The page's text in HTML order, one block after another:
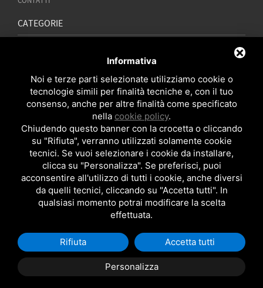
CATEGORIE
RIFACIMENTO BAGNO
CONDIZIONATORI
SCALDABAGNI A GAS
TRATTAMENTO ACQUE
CONTATTI
049 8257720
393 8224619
info@padovacaldaie.it
Copyright MEC SRL - P.Iva: 04814770287
Posizionamento Siti Web by
Topsuimotori
PRIVACY POLICY-COOKIE POLICY
Informativa
Noi e terze parti selezionate utilizziamo cookie o
tecnologie simili per finalità tecniche e, con il tuo
consenso, anche per altre finalità come specificato
nella cookie policy.
Chiudendo questo banner con la crocetta o cliccando
su "Rifiuta", verranno utilizzati solamente cookie
tecnici. Se vuoi selezionare i cookie da installare,
clicca su "Personalizza". Se preferisci, puoi
acconsentire all'utilizzo di tutti i cookie, anche diversi
da quelli tecnici, cliccando su "Accetta tutti". In
qualsiasi momento potrai modificare la scelta
effettuata.
Personalizza
Rifiuta Accetta tutti